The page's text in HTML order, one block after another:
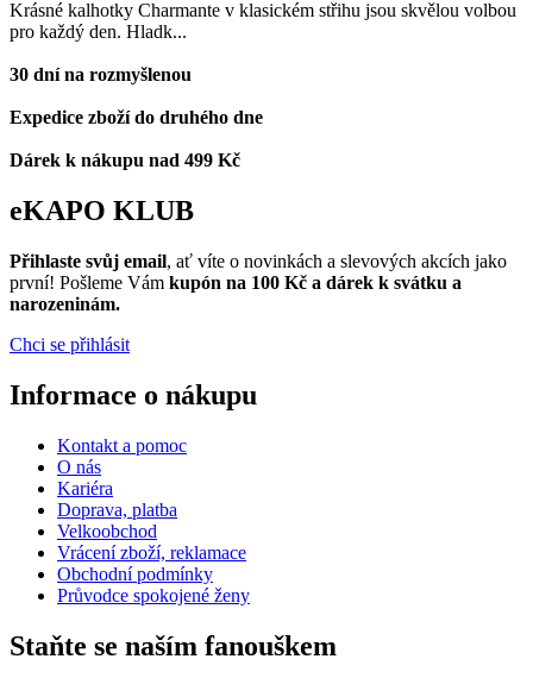
Krásné kalhotky Charmante v klasickém střihu jsou skvělou volbou
pro každý den. Hladk...
30 dní na rozmyšlenou
Expedice zboží do druhého dne
Dárek k nákupu nad 499 Kč
eKAPO KLUB
Přihlaste svůj email, ať víte o novinkách a slevových akcích jako
první! Pošleme Vám kupón na 100 Kč a dárek k svátku a
narozeninám.
Chci se přihlásit
Informace o nákupu
Kontakt a pomoc
O nás
Kariéra
Doprava, platba
Velkoobchod
Vrácení zboží, reklamace
Obchodní podmínky
Průvodce spokojené ženy
Staňte se naším fanouškem